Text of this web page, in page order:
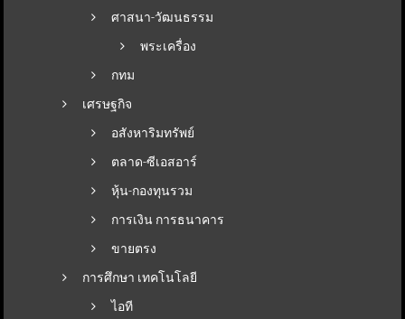
ศาสนา-วัฒนธรรม
พระเครื่อง
กทม
เศรษฐกิจ
อสังหาริมทรัพย์
ตลาด-ซีเอสอาร์
หุ้น-กองทุนรวม
การเงิน การธนาคาร
ขายตรง
การศึกษา เทคโนโลยี
ไอที